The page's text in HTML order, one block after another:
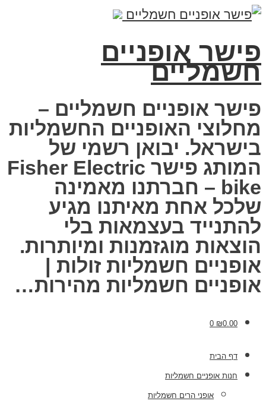
אופניים
אופניים חשמליים –
האופניים החשמליות
יבואן רשמי של
המותג פישר Fisher Electric
bike – חברתנו מאמינה
אחת מאיתנו מגיע
בעצמאות בלי
מוגזמנות ומיותרות.
חשמליות זולות |
חשמליות מהירות…
₪0.00
0
דף הבית
חנות אופניים חשמליות
אופני הרים חשמליות